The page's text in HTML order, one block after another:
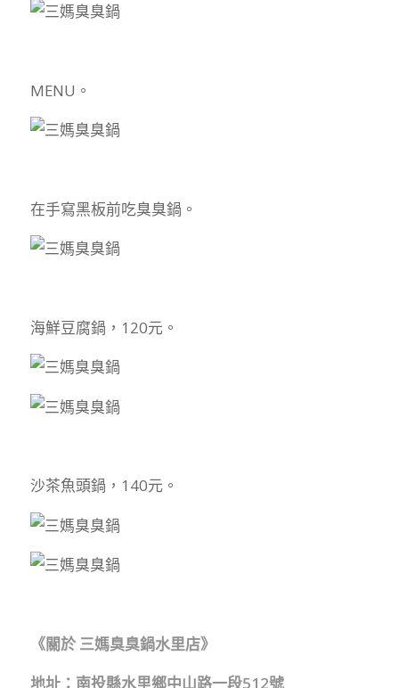
MENU。
在手寫黑板前吃臭臭鍋。
海鮮豆腐鍋，120元。
沙茶魚頭鍋，140元。
《關於 三媽臭臭鍋水里店》
地址：南投縣水里鄉中山路一段512號